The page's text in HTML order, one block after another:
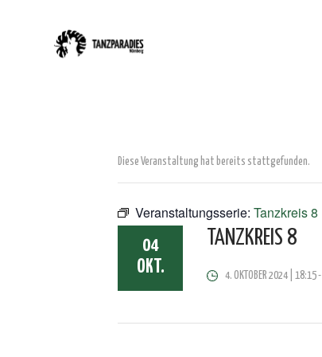
Diese Veranstaltung hat bereits stattgefunden.
Veranstaltungsserie: Tanzkreis 8
04
OKT.
TANZKREIS 8
4. OKTOBER 2024 | 18:15-